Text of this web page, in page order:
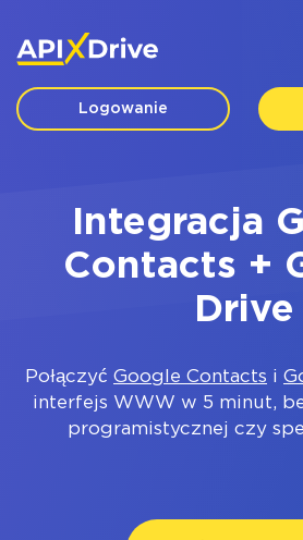
Logowanie
Integracja
Contacts +
Drive
Połączyć Google Contacts i
interfejs WWW w 5 minut,
programistycznej czy